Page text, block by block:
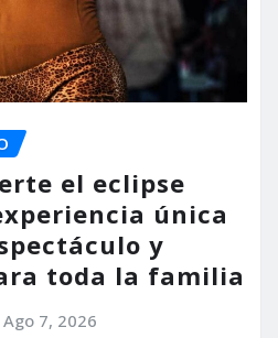
el eclipse
única
y
toda la familia
Ago 7, 2026